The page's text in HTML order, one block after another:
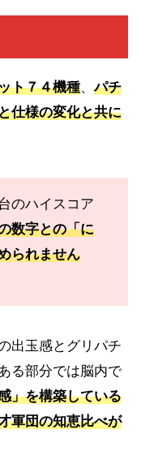
ト７４機種、パチ
仕様の変化と共に
のハイスコア
数字との「に
られません
出玉感とグリパチ
る部分では脳内で
」を構築している
軍団の知恵比べが